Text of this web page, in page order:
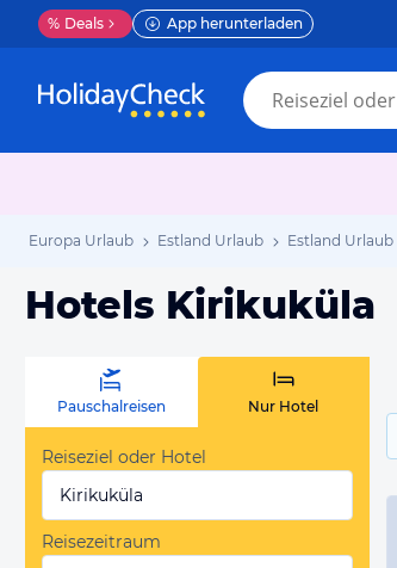
% Deals App herunterladen
Europa Urlaub Estland Urlaub Estland Urlaub
Hotels Kirikuküla
Pauschalreisen Nur Hotel
Reiseziel oder Hotel
Kirikuküla
Reisezeitraum